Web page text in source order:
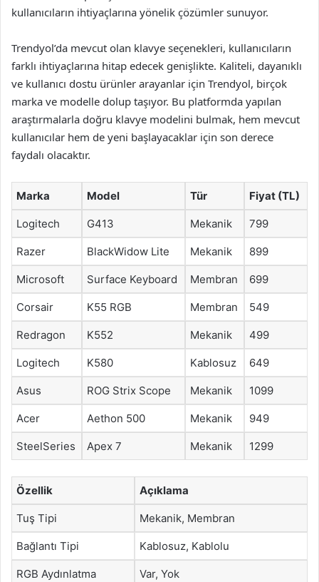
kullanıcıların ihtiyaçlarına yönelik çözümler sunuyor.
Trendyol’da mevcut olan klavye seçenekleri, kullanıcıların
farklı ihtiyaçlarına hitap edecek genişlikte. Kaliteli, dayanıklı
ve kullanıcı dostu ürünler arayanlar için Trendyol, birçok
marka ve modelle dolup taşıyor. Bu platformda yapılan
araştırmalarla doğru klavye modelini bulmak, hem mevcut
kullanıcılar hem de yeni başlayacaklar için son derece
faydalı olacaktır.
Marka Model Tür Fiyat (TL)
Logitech G413 Mekanik 799
Razer BlackWidow Lite Mekanik 899
Microsoft Surface Keyboard Membran 699
Corsair K55 RGB Membran 549
Redragon K552 Mekanik 499
Logitech K580 Kablosuz 649
Asus ROG Strix Scope Mekanik 1099
Acer Aethon 500 Mekanik 949
SteelSeries Apex 7 Mekanik 1299
Özellik Açıklama
Tuş Tipi Mekanik, Membran
Bağlantı Tipi Kablosuz, Kablolu
RGB Aydınlatma Var, Yok